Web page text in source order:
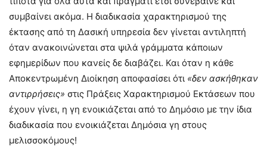
συμβαίνει ακόμα. Η διαδικασία χαρακτηρισμού της
έκτασης από τη Δασική υπηρεσία δεν γίνεται αντιληπτή
όταν ανακοινώνεται στα ψιλά γράμματα κάποιων
εφημερίδων που κανείς δε διαβάζει. Και όταν η κάθε
Αποκεντρωμένη Διοίκηση αποφασίσει ότι «δεν ασκήθηκαν
αντιρρήσεις» στις Πράξεις Χαρακτηρισμού Εκτάσεων που
έχουν γίνει, η γη ενοικιάζεται από το Δημόσιο με την ίδια
διαδικασία που ενοικιάζεται Δημόσια γη στους
μελισσοκόμους!